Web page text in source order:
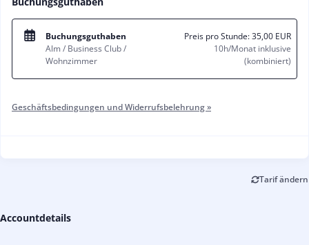
Buchungsguthaben
Alm / Business Club /
Wohnzimmer
Preis pro Stunde:35,00 EUR
10h/Monat inklusive
(kombiniert)
Geschäftsbedingungen und Widerrufsbelehrung »
Tarif ändern
Accountdetails